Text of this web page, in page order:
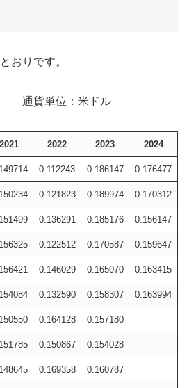
おりです。
通貨単位：米ドル
2021 2022 2023 2024
0.112243 0.186147 0.176477
0.121823 0.189974 0.170312
0.136291 0.185176 0.156147
0.122512 0.170587 0.159647
0.146029 0.165070 0.163415
0.132590 0.158307 0.163994
0.164128 0.157180
0.150867 0.154028
0.169358 0.160787